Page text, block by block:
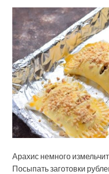
Арахис немного
Посыпать заготовки